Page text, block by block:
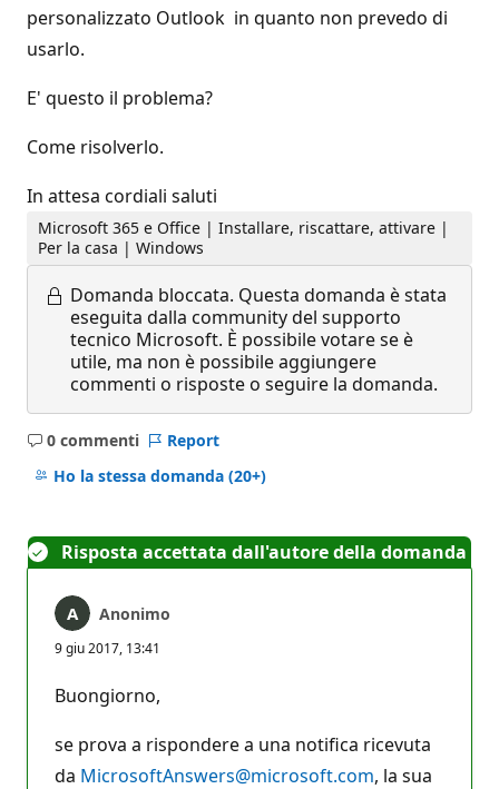
personalizzato Outlook in quanto non prevedo di
usarlo.
E' questo il problema?
Come risolverlo.
In attesa cordiali saluti
Microsoft 365 e Office | Installare, riscattare, attivare |
Per la casa | Windows
Domanda bloccata. Questa domanda è stata
eseguita dalla community del supporto
tecnico Microsoft. È possibile votare se è
utile, ma non è possibile aggiungere
commenti o risposte o seguire la domanda.
0 commenti
Nessun
commento
Report
Ho la stessa domanda (20+)
Risposta accettata dall'autore della domanda
Anonimo
9 giu 2017, 13:41
Buongiorno,
se prova a rispondere a una notifica ricevuta
da MicrosoftAnswers@microsoft.com, la sua